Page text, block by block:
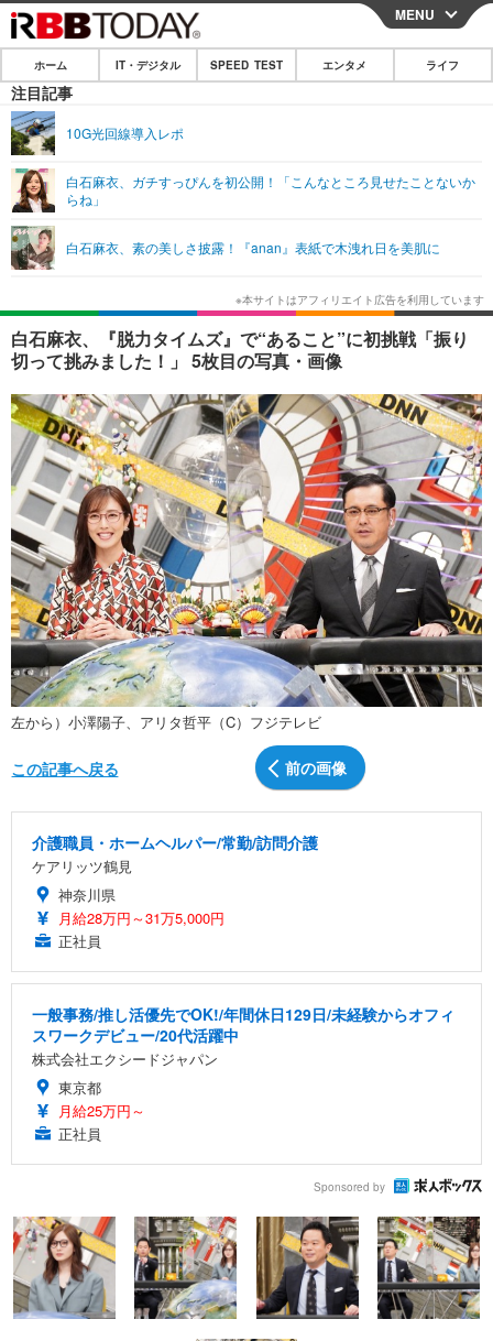
CLOSE
ホーム
IT・デジタル
ショッピング その他
SPEED TEST
エンタメ
エンタメTOP 映画・ドラマ
韓国・芸能
音楽 スポーツ
ショッピング その他
ライフ
ライフTOP グルメ
ペット ショッピング
その他
リリース一覧
プッシュ通知の停止方法
MENU
ホーム IT・デジタル SPEED TEST エンタメ ライフ
注目記事
10G光回線導入レポ
白石麻衣、ガチすっぴんを初公開！「こんなところ見せたことないか
らね」
白石麻衣、素の美しさ披露！『anan』表紙で木洩れ日を美肌に
白石麻衣、『脱力タイムズ』で“あること”に初挑戦「振り
切って挑みました！」 5枚目の写真・画像
左から）小澤陽子、アリタ哲平（C）フジテレビ
前の画像
この記事へ戻る
介護職員・ホームヘルパー/常勤/訪問介護
ケアリッツ鶴見
神奈川県
月給28万円～31万5,000円
正社員
一般事務/推し活優先でOK!/年間休日129日/未経験からオフィ
スワークデビュー/20代活躍中
株式会社エクシードジャパン
東京都
月給25万円～
正社員
Sponsored by